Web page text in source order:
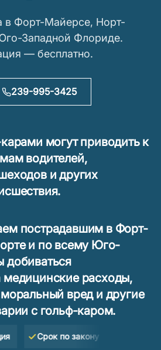
в Форт-Майерсе, Норт-
Западной Флориде.
— бесплатно.
239-995-3425
могут приводить к
водителей,
и других
пострадавшим в Форт-
и по всему Юго-
добиваться
медицинские расходы,
вред и другие
с гольф-каром.
Срок по закону Флориды — 2 года